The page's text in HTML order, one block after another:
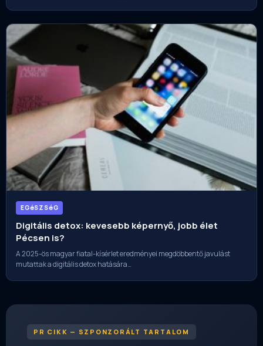
EGéSZSéG
Digitális detox: kevesebb képernyő, jobb élet
Pécsen is?
A 2025-ös magyar fiatal-kísérlet eredményei megdöbbentő javulást
mutattak a digitális detox hatására…
PR CIKK — SZPONZORÁLT TARTALOM